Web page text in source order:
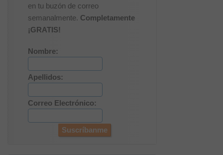
en tu buzón de correo
semanalmente. Completamente
¡GRATIS!
Nombre:
Apellidos:
Correo Electrónico: